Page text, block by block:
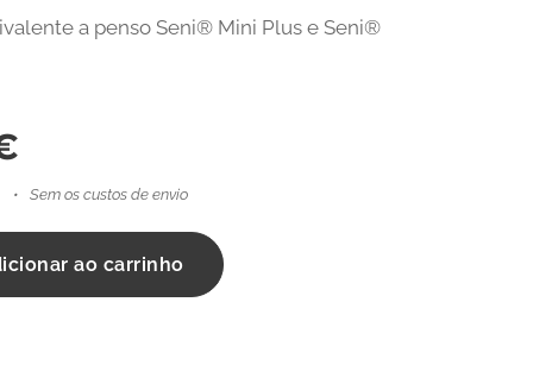
a penso Seni® Mini Plus e Seni®
Sem os custos de envio
ao carrinho